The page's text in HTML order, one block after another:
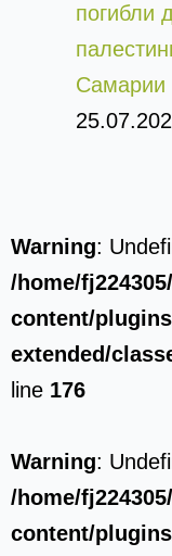
погибли
Самарии
Warning:
/home/
content/
extended/
line 176
Warning:
/home/
content/